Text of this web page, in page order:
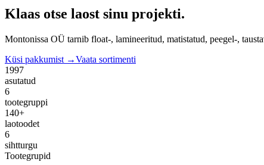
Klaas otse laost sinu projekti.
Montonissa OÜ tarnib float-, lamineeritud, matistatud, peegel-,
Küsi pakkumist →Vaata sortimenti
1997
asutatud
6
tootegruppi
140+
laotoodet
6
sihtturgu
Tootegrupid